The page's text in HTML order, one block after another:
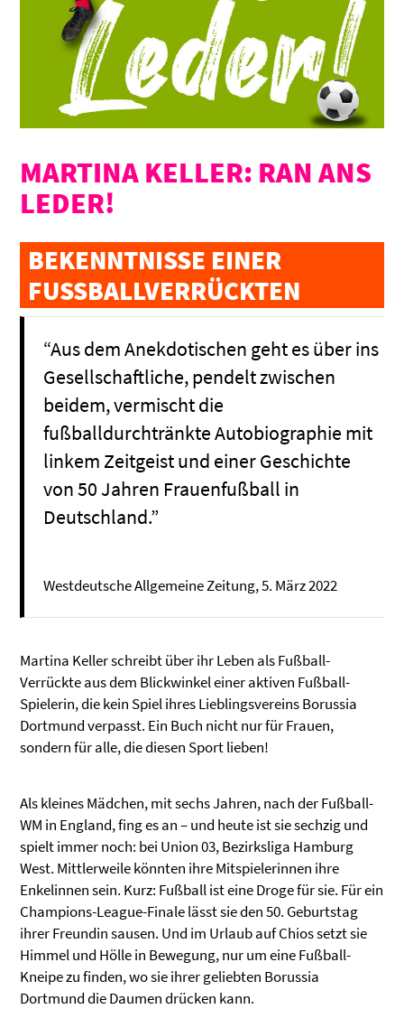
MARTINA KELLER: RAN ANS
LEDER!
BEKENNTNISSE EINER
FUSSBALLVERRÜCKTEN
“Aus dem Anekdotischen geht es über ins
Gesellschaftliche, pendelt zwischen
beidem, vermischt die
fußballdurchtränkte Autobiographie mit
linkem Zeitgeist und einer Geschichte
von 50 Jahren Frauenfußball in
Deutschland.”
Westdeutsche Allgemeine Zeitung, 5. März 2022
Martina Keller schreibt über ihr Leben als Fußball-
Verrückte aus dem Blickwinkel einer aktiven Fußball-
Spielerin, die kein Spiel ihres Lieblingsvereins Borussia
Dortmund verpasst. Ein Buch nicht nur für Frauen,
sondern für alle, die diesen Sport lieben!
Als kleines Mädchen, mit sechs Jahren, nach der Fußball-
WM in England, fing es an – und heute ist sie sechzig und
spielt immer noch: bei Union 03, Bezirksliga Hamburg
West. Mittlerweile könnten ihre Mitspielerinnen ihre
Enkelinnen sein. Kurz: Fußball ist eine Droge für sie. Für ein
Champions-League-Finale lässt sie den 50. Geburtstag
ihrer Freundin sausen. Und im Urlaub auf Chios setzt sie
Himmel und Hölle in Bewegung, nur um eine Fußball-
Kneipe zu finden, wo sie ihrer geliebten Borussia
Dortmund die Daumen drücken kann.